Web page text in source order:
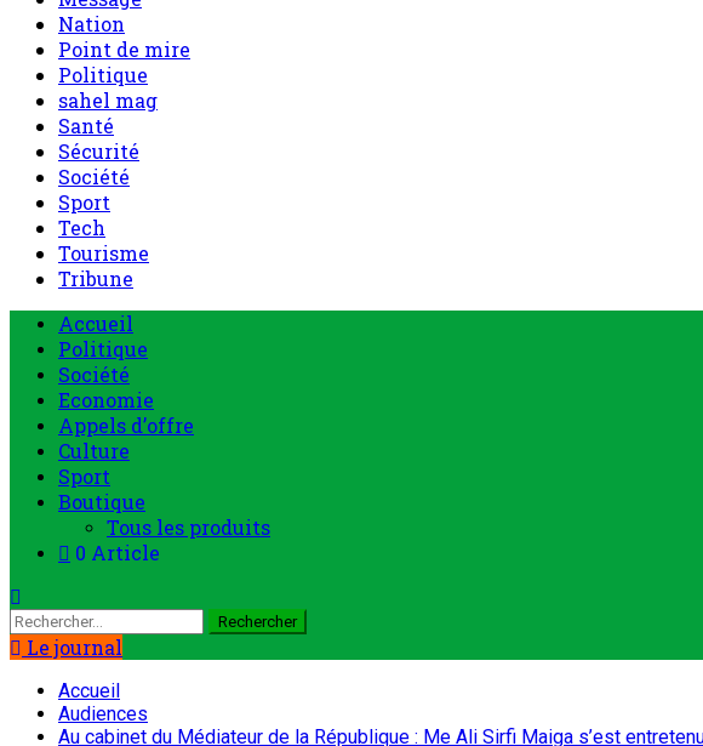
Nation
Point de mire
Politique
sahel mag
Santé
Sécurité
Société
Sport
Tech
Tourisme
Tribune
Accueil
Politique
Société
Economie
Appels d’offre
Culture
Sport
Boutique
Tous les produits
0 Article
Le journal
Audiences
Au cabinet du Médiateur de la République : Me Ali Sirfi Maiga s’est